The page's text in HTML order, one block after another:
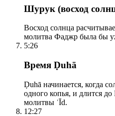
Шурук (восход
Восход солнца
молитва Фаджр была бы
5:26
Время Ḍuhā
Ḍuhā начинается, когда
одного копья, и длится
молитвы ʿĪd.
12:27